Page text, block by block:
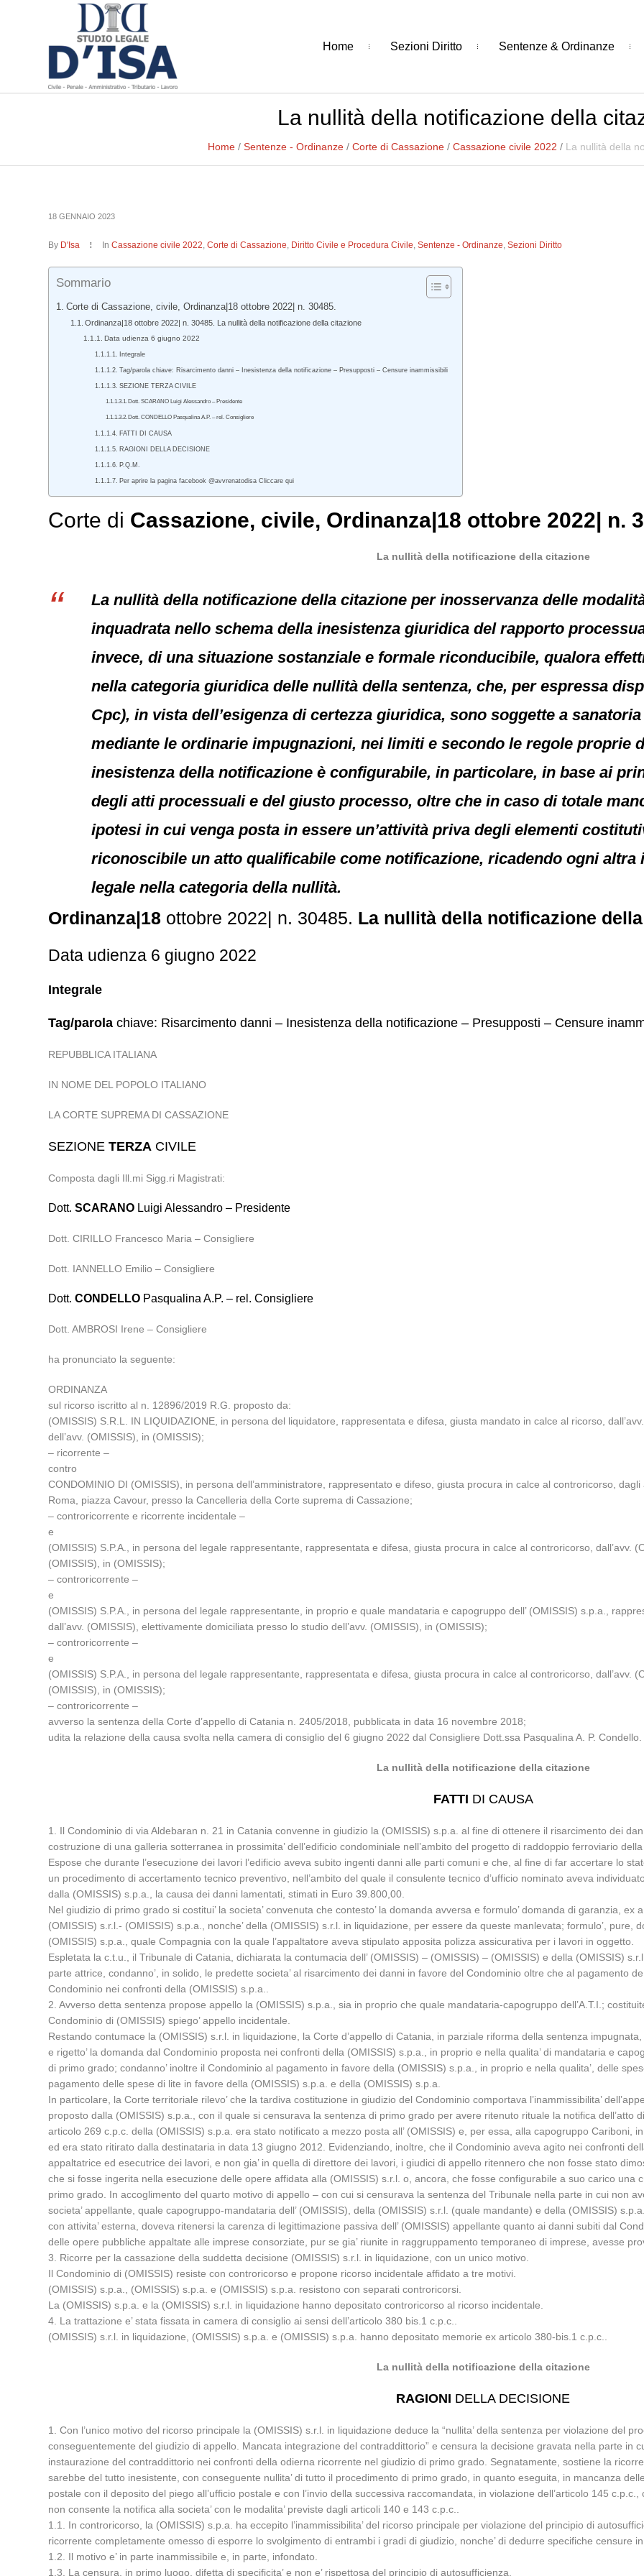
Home Sezioni Diritto Sentenze & Ordinanze
La nullità della notificazione della
Home / Sentenze - Ordinanze / Corte di Cassazione / Cassazione civile 2022 / La nullità della
18 GENNAIO 2023
By D'Isa InCassazione civile 2022,Corte di Cassazione, Diritto Civile e Procedura Civile,Sentenze - Ordinanze,Sezioni Diritto
Sommario
Corte di Cassazione, civile, Ordinanza|18 ottobre 2022| n. 30485.
Ordinanza|18 ottobre 2022| n. 30485. La nullità della notificazione della citazione
Data udienza 6 giugno 2022
Integrale
Tag/parola chiave: Risarcimento danni – Inesistenza della notificazione – Presupposti – Censure inammissibili
SEZIONE TERZA CIVILE
Dott. SCARANO Luigi Alessandro – Presidente
Dott. CONDELLO Pasqualina A.P. – rel. Consigliere
FATTI DI CAUSA
RAGIONI DELLA DECISIONE
P.Q.M.
Per aprire la pagina facebook @avvrenatodisa Cliccare qui
Corte di Cassazione, civile, Ordinanza|18 ottobre 2022| n.
La nullità della notificazione della citazione
La nullità della notificazione della citazione per inosservanza delle
inquadrata nello schema della inesistenza giuridica del rapporto
invece, di una situazione sostanziale e formale riconducibile, qualora
nella categoria giuridica delle nullità della sentenza, che, per espressa
Cpc), in vista dell’esigenza di certezza giuridica, sono soggette a
mediante le ordinarie impugnazioni, nei limiti e secondo le regole proprie
inesistenza della notificazione è configurabile, in particolare, in base ai
degli atti processuali e del giusto processo, oltre che in caso di totale
ipotesi in cui venga posta in essere un’attività priva degli elementi
riconoscibile un atto qualificabile come notificazione, ricadendo ogni
legale nella categoria della nullità.
Ordinanza|18 ottobre 2022| n. 30485. La nullità della notificazione
Data udienza 6 giugno 2022
Integrale
Tag/parola chiave: Risarcimento danni – Inesistenza della notificazione – Presupposti – Censure
REPUBBLICA ITALIANA
IN NOME DEL POPOLO ITALIANO
LA CORTE SUPREMA DI CASSAZIONE
SEZIONETERZA CIVILE
Composta dagli Ill.mi Sigg.ri Magistrati:
Dott.SCARANO Luigi Alessandro – Presidente
Dott. CIRILLO Francesco Maria – Consigliere
Dott. IANNELLO Emilio – Consigliere
Dott.CONDELLO Pasqualina A.P. – rel. Consigliere
Dott. AMBROSI Irene – Consigliere
ha pronunciato la seguente:
ORDINANZA
sul ricorso iscritto al n. 12896/2019 R.G. proposto da:
(OMISSIS) S.R.L. IN LIQUIDAZIONE, in persona del liquidatore, rappresentata e difesa, giusta mandato in calce al ricorso,
dell’avv. (OMISSIS), in (OMISSIS);
– ricorrente –
contro
CONDOMINIO DI (OMISSIS), in persona dell’amministratore, rappresentato e difeso, giusta procura in calce al controricorso,
Roma, piazza Cavour, presso la Cancelleria della Corte suprema di Cassazione;
– controricorrente e ricorrente incidentale –
e
(OMISSIS) S.P.A., in persona del legale rappresentante, rappresentata e difesa, giusta procura in calce al controricorso, dall’avv.
(OMISSIS), in (OMISSIS);
– controricorrente –
e
(OMISSIS) S.P.A., in persona del legale rappresentante, in proprio e quale mandataria e capogruppo dell’ (OMISSIS) s.p.a.,
dall’avv. (OMISSIS), elettivamente domiciliata presso lo studio dell’avv. (OMISSIS), in (OMISSIS);
– controricorrente –
e
(OMISSIS) S.P.A., in persona del legale rappresentante, rappresentata e difesa, giusta procura in calce al controricorso, dall’avv.
(OMISSIS), in (OMISSIS);
– controricorrente –
avverso la sentenza della Corte d’appello di Catania n. 2405/2018, pubblicata in data 16 novembre 2018;
udita la relazione della causa svolta nella camera di consiglio del 6 giugno 2022 dal Consigliere Dott.ssa Pasqualina A. P. Condello.
La nullità della notificazione della citazione
FATTI DI CAUSA
1. Il Condominio di via Aldebaran n. 21 in Catania convenne in giudizio la (OMISSIS) s.p.a. al fine di ottenere il risarcimento dei
costruzione di una galleria sotterranea in prossimita’ dell’edificio condominiale nell’ambito del progetto di raddoppio ferroviario della
Espose che durante l’esecuzione dei lavori l’edificio aveva subito ingenti danni alle parti comuni e che, al fine di far accertare lo
un procedimento di accertamento tecnico preventivo, nell’ambito del quale il consulente tecnico d’ufficio nominato aveva
dalla (OMISSIS) s.p.a., la causa dei danni lamentati, stimati in Euro 39.800,00.
Nel giudizio di primo grado si costitui’ la societa’ convenuta che contesto’ la domanda avversa e formulo’ domanda di garanzia,
(OMISSIS) s.r.l.- (OMISSIS) s.p.a., nonche’ della (OMISSIS) s.r.l. in liquidazione, per essere da queste manlevata; formulo’, pure,
(OMISSIS) s.p.a., quale Compagnia con la quale l’appaltatore aveva stipulato apposita polizza assicurativa per i lavori in oggetto.
Espletata la c.t.u., il Tribunale di Catania, dichiarata la contumacia dell’ (OMISSIS) – (OMISSIS) – (OMISSIS) e della (OMISSIS)
parte attrice, condanno’, in solido, le predette societa’ al risarcimento dei danni in favore del Condominio oltre che al pagamento
Condominio nei confronti della (OMISSIS) s.p.a..
2. Avverso detta sentenza propose appello la (OMISSIS) s.p.a., sia in proprio che quale mandataria-capogruppo dell’A.T.I.;
Condominio di (OMISSIS) spiego’ appello incidentale.
Restando contumace la (OMISSIS) s.r.l. in liquidazione, la Corte d’appello di Catania, in parziale riforma della sentenza
e rigetto’ la domanda dal Condominio proposta nei confronti della (OMISSIS) s.p.a., in proprio e nella qualita’ di mandataria e
di primo grado; condanno’ inoltre il Condominio al pagamento in favore della (OMISSIS) s.p.a., in proprio e nella qualita’, delle
pagamento delle spese di lite in favore della (OMISSIS) s.p.a. e della (OMISSIS) s.p.a.
In particolare, la Corte territoriale rilevo’ che la tardiva costituzione in giudizio del Condominio comportava l’inammissibilita’
proposto dalla (OMISSIS) s.p.a., con il quale si censurava la sentenza di primo grado per avere ritenuto rituale la notifica dell’atto
articolo 269 c.p.c. della (OMISSIS) s.p.a. era stato notificato a mezzo posta all’ (OMISSIS) e, per essa, alla capogruppo Cariboni,
ed era stato ritirato dalla destinataria in data 13 giugno 2012. Evidenziando, inoltre, che il Condominio aveva agito nei confronti
appaltatrice ed esecutrice dei lavori, e non gia’ in quella di direttore dei lavori, i giudici di appello ritennero che non fosse stato
che si fosse ingerita nella esecuzione delle opere affidata alla (OMISSIS) s.r.l. o, ancora, che fosse configurabile a suo carico una
primo grado. In accoglimento del quarto motivo di appello – con cui si censurava la sentenza del Tribunale nella parte in cui non
societa’ appellante, quale capogruppo-mandataria dell’ (OMISSIS), della (OMISSIS) s.r.l. (quale mandante) e della (OMISSIS)
con attivita’ esterna, doveva ritenersi la carenza di legittimazione passiva dell’ (OMISSIS) appellante quanto ai danni subiti dal
delle opere pubbliche appaltate alle imprese consorziate, pur se gia’ riunite in raggruppamento temporaneo di imprese, avesse
3. Ricorre per la cassazione della suddetta decisione (OMISSIS) s.r.l. in liquidazione, con un unico motivo.
Il Condominio di (OMISSIS) resiste con controricorso e propone ricorso incidentale affidato a tre motivi.
(OMISSIS) s.p.a., (OMISSIS) s.p.a. e (OMISSIS) s.p.a. resistono con separati controricorsi.
La (OMISSIS) s.p.a. e la (OMISSIS) s.r.l. in liquidazione hanno depositato controricorso al ricorso incidentale.
4. La trattazione e’ stata fissata in camera di consiglio ai sensi dell’articolo 380 bis.1 c.p.c..
(OMISSIS) s.r.l. in liquidazione, (OMISSIS) s.p.a. e (OMISSIS) s.p.a. hanno depositato memorie ex articolo 380-bis.1 c.p.c..
La nullità della notificazione della citazione
RAGIONI DELLA DECISIONE
1. Con l’unico motivo del ricorso principale la (OMISSIS) s.r.l. in liquidazione deduce la “nullita’ della sentenza per violazione del
conseguentemente del giudizio di appello. Mancata integrazione del contraddittorio” e censura la decisione gravata nella parte in
instaurazione del contraddittorio nei confronti della odierna ricorrente nel giudizio di primo grado. Segnatamente, sostiene la
sarebbe del tutto inesistente, con conseguente nullita’ di tutto il procedimento di primo grado, in quanto eseguita, in mancanza
postale con il deposito del piego all’ufficio postale e con l’invio della successiva raccomandata, in violazione dell’articolo 145
non consente la notifica alla societa’ con le modalita’ previste dagli articoli 140 e 143 c.p.c..
1.1. In controricorso, la (OMISSIS) s.p.a. ha eccepito l’inammissibilita’ del ricorso principale per violazione del principio di
ricorrente completamente omesso di esporre lo svolgimento di entrambi i gradi di giudizio, nonche’ di dedurre specifiche censure
1.2. Il motivo e’ in parte inammissibile e, in parte, infondato.
1.3. La censura, in primo luogo, difetta di specificita’ e non e’ rispettosa del principio di autosufficienza.